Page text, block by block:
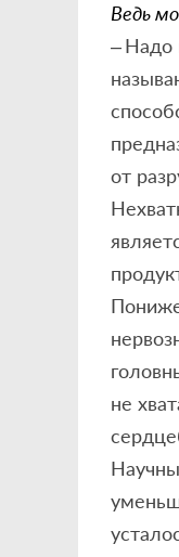
Ведь
– Надо
от
не